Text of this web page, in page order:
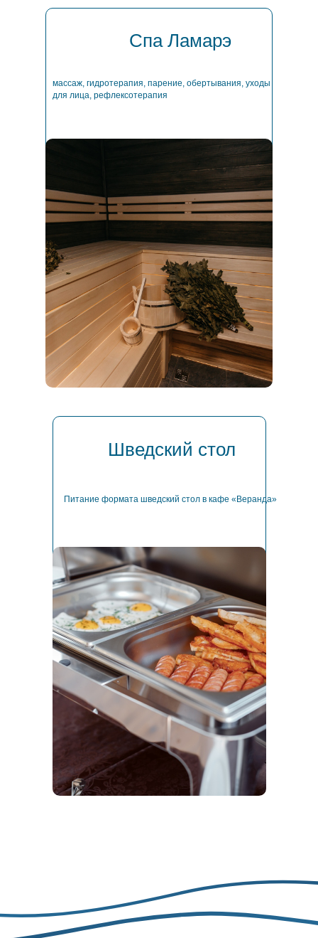
Шведский стол
Спа Ламарэ
Питание формата шведский стол в кафе «Веранда»
массаж, гидротерапия, парение, обертывания, уходы
для лица, рефлексотерапия